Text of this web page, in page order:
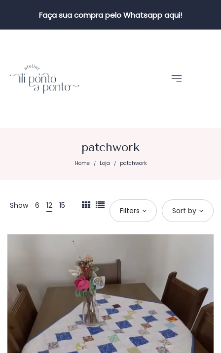
Faça sua compra pelo Whatsapp aqui!
patchwork
Home / Loja / patchwork
Show 6 12 15
Filters Sort by